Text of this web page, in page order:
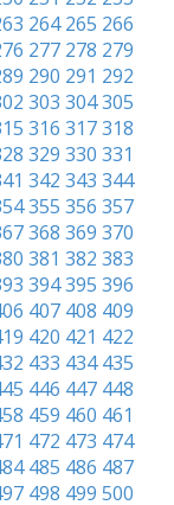
264 265 266
277 278 279
290 291 292
303 304305
316 317318
329 330 331
342 343 344
355 356 357
368 369 370
381 382 383
394395 396
407 408 409
420 421 422
433 434 435
446 447 448
459 460 461
472 473 474
485 486 487
498 499 500